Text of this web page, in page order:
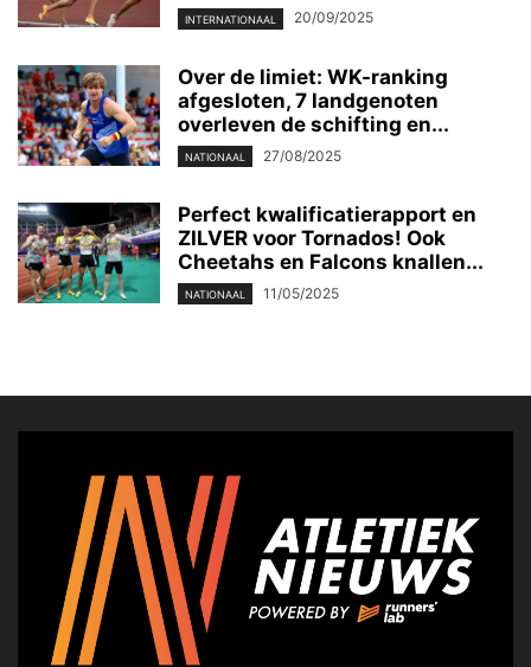
INTERNATIONAAL 20/09/2025
Over de limiet: WK-ranking
afgesloten, 7 landgenoten
overleven de schifting en...
NATIONAAL 27/08/2025
Perfect kwalificatierapport en
ZILVER voor Tornados! Ook
Cheetahs en Falcons knallen...
NATIONAAL 11/05/2025